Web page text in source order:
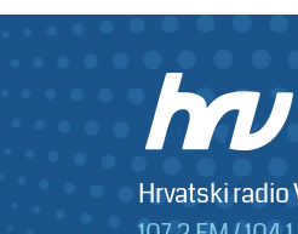
Hrvatski radio